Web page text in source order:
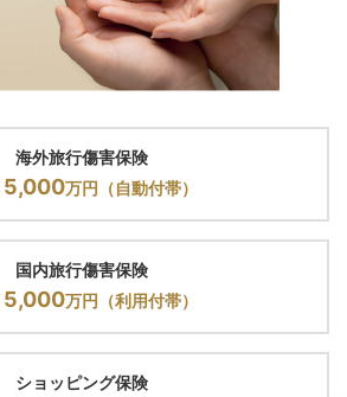
、ダニエル・K・イノウエ国際空港
ンジも無料でご利用いただけます。待
ださい。
ン
運賃など各種割引運賃がご利用いただ
海外旅行傷害保険
5,000万円（自動付帯）
国内旅行傷害保険
5,000万円（利用付帯）
ショッピング保険